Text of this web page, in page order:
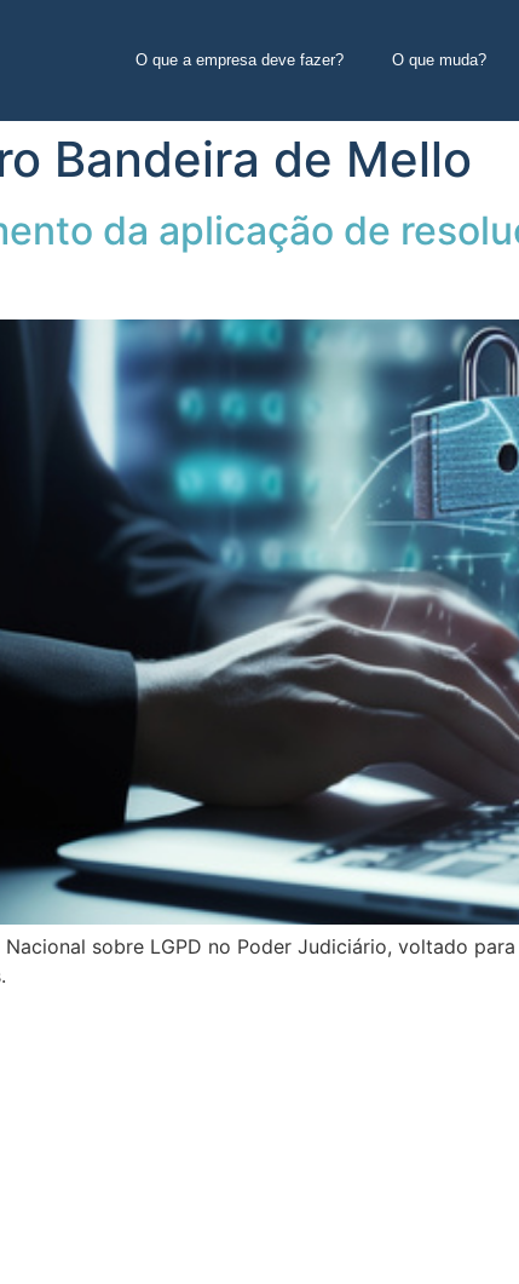
O que a empresa deve fazer? O que muda?
Bandeira de Mello
da aplicação de
Nacional sobre LGPD no Poder Judiciário, voltado